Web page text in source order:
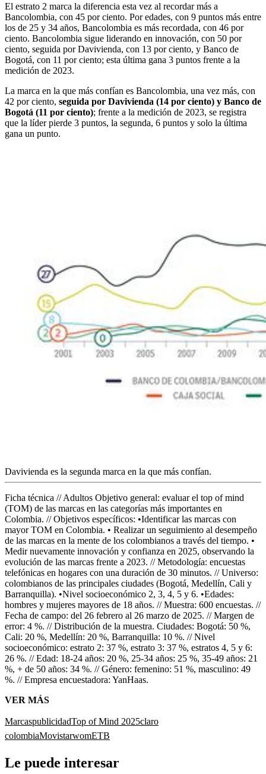
El estrato 2 marca la diferencia esta vez al recordar más a
Bancolombia, con 45 por ciento. Por edades, con 9 puntos más entre
los de 25 y 34 años, Bancolombia es más recordada, con 46 por
ciento. Bancolombia sigue liderando en innovación, con 50 por
ciento, seguida por Davivienda, con 13 por ciento, y Banco de
Bogotá, con 11 por ciento; esta última gana 3 puntos frente a la
medición de 2023.
La marca en la que más confían es Bancolombia, una vez más, con
42 por ciento, seguida por Davivienda (14 por ciento) y Banco de
Bogotá (11 por ciento); frente a la medición de 2023, se registra
que la líder pierde 3 puntos, la segunda, 6 puntos y solo la última
gana un punto.
Davivienda es la segunda marca en la que más confían.
Ficha técnica // Adultos Objetivo general: evaluar el top of mind
(TOM) de las marcas en las categorías más importantes en
Colombia. // Objetivos específicos: •Identificar las marcas con
mayor TOM en Colombia. • Realizar un seguimiento al desempeño
de las marcas en la mente de los colombianos a través del tiempo. •
Medir nuevamente innovación y confianza en 2025, observando la
evolución de las marcas frente a 2023. // Metodología: encuestas
telefónicas en hogares con una duración de 30 minutos. // Universo:
colombianos de las principales ciudades (Bogotá, Medellín, Cali y
Barranquilla). •Nivel socioeconómico 2, 3, 4, 5 y 6. •Edades:
hombres y mujeres mayores de 18 años. // Muestra: 600 encuestas. //
Fecha de campo: del 26 febrero al 26 marzo de 2025. // Margen de
error: 4 %. // Distribución de la muestra. Ciudades: Bogotá: 50 %,
Cali: 20 %, Medellín: 20 %, Barranquilla: 10 %. // Nivel
socioeconómico: estrato 2: 37 %, estrato 3: 37 %, estratos 4, 5 y 6:
26 %. // Edad: 18-24 años: 20 %, 25-34 años: 25 %, 35-49 años: 21
%, + de 50 años: 34 %. // Género: femenino: 51 %, masculino: 49
%. // Empresa encuestadora: YanHaas.
VER MÁS
MarcaspublicidadTop of Mind 2025claro
colombiaMovistarwomETB
Le puede interesar